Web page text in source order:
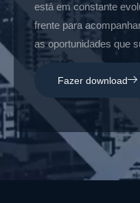
está em constante
frente para
as oportunidades que
Fazer download